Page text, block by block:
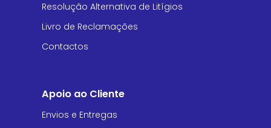
Resolução Alternativa de Litígios
Livro de Reclamações
Contactos
Apoio ao Cliente
Envios e Entregas